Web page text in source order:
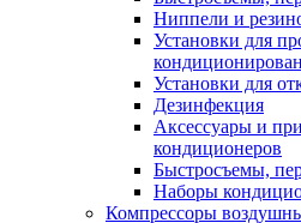
Ниппели и
Установки для
Установки для
Дезинфекция
Аксессуары и
кондиционеров
Быстросъемы,
Наборы
Компрессоры